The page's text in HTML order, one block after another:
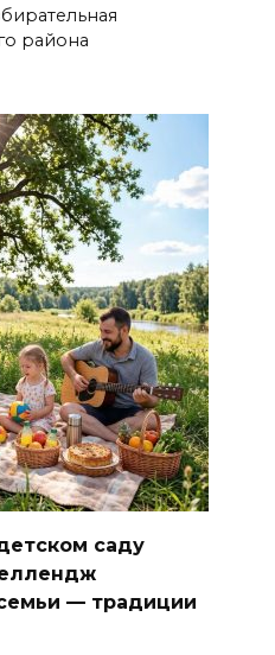
района
саду
— традиции